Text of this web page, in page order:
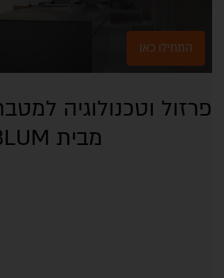
התחילו כאן
פרזול וטכנולוגיה
מבית BLUM